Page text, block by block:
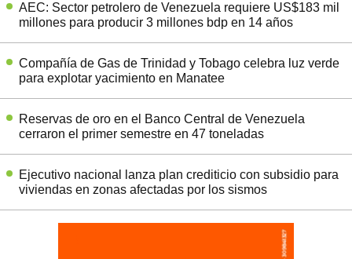
AEC: Sector petrolero de Venezuela requiere US$183 mil
millones para producir 3 millones bdp en 14 años
Compañía de Gas de Trinidad y Tobago celebra luz verde
para explotar yacimiento en Manatee
Reservas de oro en el Banco Central de Venezuela
cerraron el primer semestre en 47 toneladas
Ejecutivo nacional lanza plan crediticio con subsidio para
viviendas en zonas afectadas por los sismos